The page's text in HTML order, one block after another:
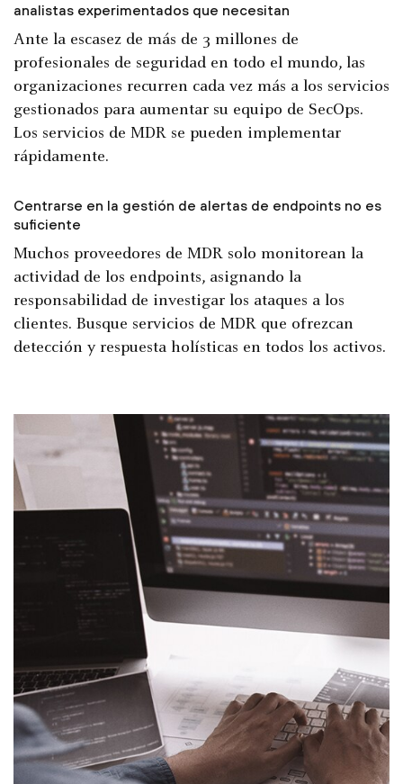
analistas experimentados que necesitan
Ante la escasez de más de 3 millones de
profesionales de seguridad en todo el mundo, las
organizaciones recurren cada vez más a los servicios
gestionados para aumentar su equipo de SecOps.
Los servicios de MDR se pueden implementar
rápidamente.
Centrarse en la gestión de alertas de endpoints no es
suficiente
Muchos proveedores de MDR solo monitorean la
actividad de los endpoints, asignando la
responsabilidad de investigar los ataques a los
clientes. Busque servicios de MDR que ofrezcan
detección y respuesta holísticas en todos los activos.